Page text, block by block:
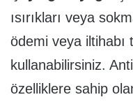
ısırıkları veya
ödemi veya iltihabı
kullanabilirsiniz.
özelliklere sahip